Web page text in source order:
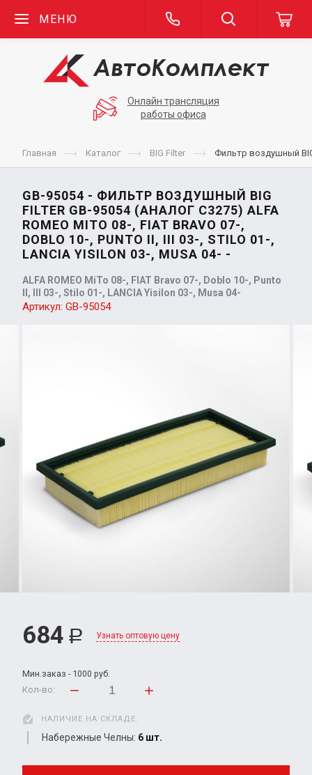
МЕНЮ
Онлайн трансляция
работы офиса
Главная Каталог BIG Filter Фильтр воздушный BIG
GB-95054 - ФИЛЬТР ВОЗДУШНЫЙ BIG
FILTER GB-95054 (АНАЛОГ C3275) ALFA
ROMEO MITO 08-, FIAT BRAVO 07-,
DOBLO 10-, PUNTO II, III 03-, STILO 01-,
LANCIA YISILON 03-, MUSA 04- -
ALFA ROMEO MiTo 08-, FIAT Bravo 07-, Doblo 10-, Punto
II, III 03-, Stilo 01-, LANCIA Yisilon 03-, Musa 04-
Артикул: GB-95054
684 Р Узнать оптовую цену
Мин.заказ - 1000 руб.
Кол-во:
НАЛИЧИЕ НА СКЛАДЕ:
Набережные Челны: 6 шт.